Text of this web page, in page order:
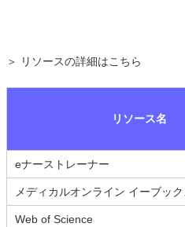
＞ リソースの詳細はこちら
リソース名
eナーストレーナー
メディカルオンライン イーブッ
Web of Science